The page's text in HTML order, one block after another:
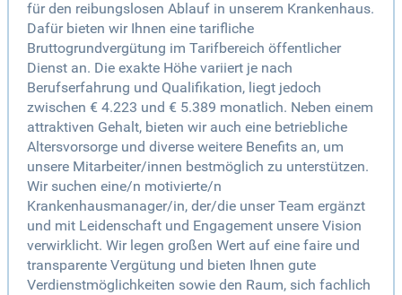
für den reibungslosen Ablauf in unserem Krankenhaus.
Dafür bieten wir Ihnen eine tarifliche
Bruttogrundvergütung im Tarifbereich öffentlicher
Dienst an. Die exakte Höhe variiert je nach
Berufserfahrung und Qualifikation, liegt jedoch
zwischen € 4.223 und € 5.389 monatlich. Neben einem
attraktiven Gehalt, bieten wir auch eine betriebliche
Altersvorsorge und diverse weitere Benefits an, um
unsere Mitarbeiter/innen bestmöglich zu unterstützen.
Wir suchen eine/n motivierte/n
Krankenhausmanager/in, der/die unser Team ergänzt
und mit Leidenschaft und Engagement unsere Vision
verwirklicht. Wir legen großen Wert auf eine faire und
transparente Vergütung und bieten Ihnen gute
Verdienstmöglichkeiten sowie den Raum, sich fachlich